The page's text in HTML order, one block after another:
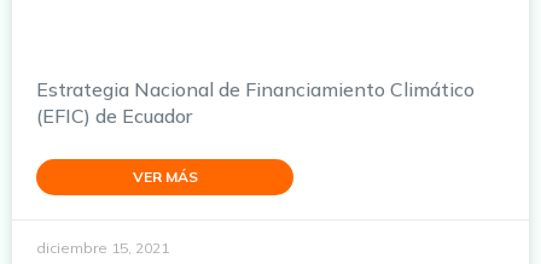
Estrategia Nacional de Financiamiento Climático
(EFIC) de Ecuador
VER MÁS
diciembre 15, 2021